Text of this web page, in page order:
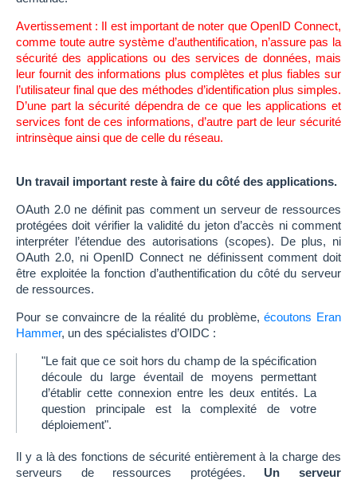
Avertissement : Il est important de noter que OpenID Connect,
comme toute autre système d’authentification, n’assure pas la
sécurité des applications ou des services de données, mais
leur fournit des informations plus complètes et plus fiables sur
l’utilisateur final que des méthodes d’identification plus simples.
D’une part la sécurité dépendra de ce que les applications et
services font de ces informations, d’autre part de leur sécurité
intrinsèque ainsi que de celle du réseau.
Un travail important reste à faire du côté des applications.
OAuth 2.0 ne définit pas comment un serveur de ressources
protégées doit vérifier la validité du jeton d’accès ni comment
interpréter l’étendue des autorisations (scopes). De plus, ni
OAuth 2.0, ni OpenID Connect ne définissent comment doit
être exploitée la fonction d’authentification du côté du serveur
de ressources.
Pour se convaincre de la réalité du problème,écoutons Eran
Hammer, un des spécialistes d’OIDC :
"Le fait que ce soit hors du champ de la spécification
découle du large éventail de moyens permettant
d’établir cette connexion entre les deux entités. La
question principale est la complexité de votre
déploiement".
Il y a là des fonctions de sécurité entièrement à la charge des
serveurs de ressources protégées. Un serveur